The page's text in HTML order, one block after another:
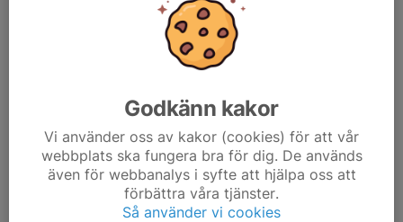
Här hamnar automatiskt de senaste nyheterna på hemsidan. För
att kunna börja administrera hemsidan loggar du in högst upp till
Godkänn kakor
Vi använder oss av kakor (cookies) för att vår
webbplats ska fungera bra för dig. De används
även för webbanalys i syfte att hjälpa oss att
förbättra våra tjänster.
Så använder vi cookies